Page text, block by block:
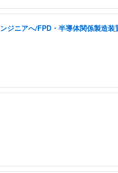
ジニアへ/FPD・半導体関係製造